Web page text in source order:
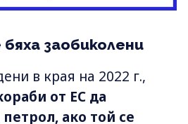
заобиколени
в края на 2022 г.,
от ЕС да
ако той се